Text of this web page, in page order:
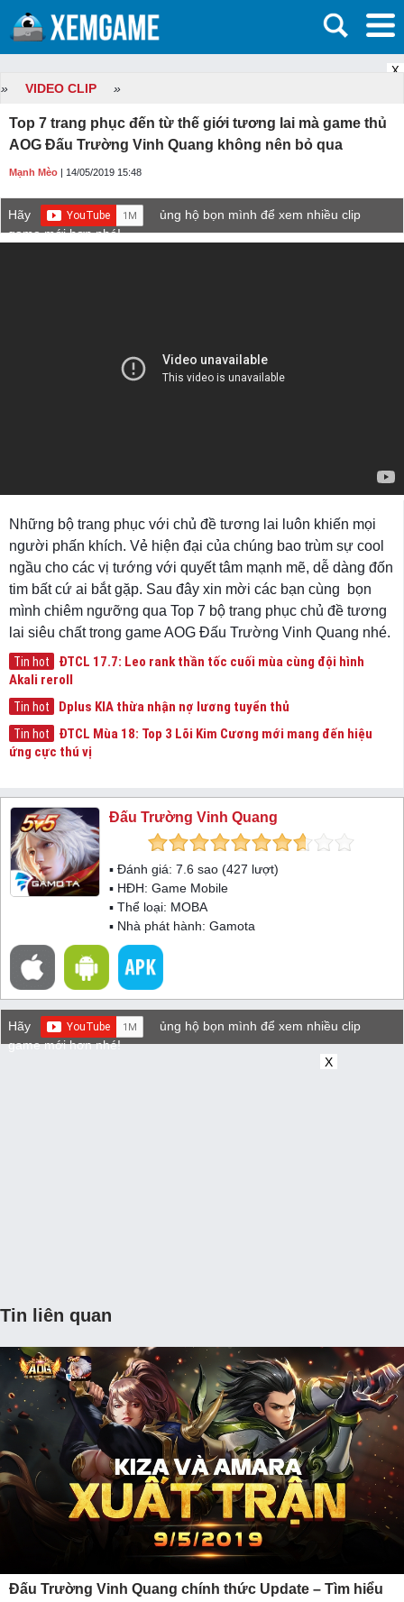
X
» VIDEO CLIP »
Top 7 trang phục đến từ thế giới tương lai mà game thủ
AOG Đấu Trường Vinh Quang không nên bỏ qua
Mạnh Mèo | 14/05/2019 15:48
Hãy
ủng hộ bọn mình để xem nhiều clip
game mới hơn nhé!
Những bộ trang phục với chủ đề tương lai luôn khiến mọi
người phấn khích. Vẻ hiện đại của chúng bao trùm sự cool
ngầu cho các vị tướng với quyết tâm mạnh mẽ, dễ dàng đốn
tim bất cứ ai bắt gặp. Sau đây xin mời các bạn cùng bọn
mình chiêm ngưỡng qua Top 7 bộ trang phục chủ đề tương
lai siêu chất trong game AOG Đấu Trường Vinh Quang nhé.
Tin hot
ĐTCL 17.7: Leo rank thần tốc cuối mùa cùng đội hình
Akali reroll
Tin hot Dplus KIA thừa nhận nợ lương tuyển thủ
Tin hot
ĐTCL Mùa 18: Top 3 Lõi Kim Cương mới mang đến hiệu
ứng cực thú vị
Đấu Trường Vinh Quang
▪ Đánh giá: 7.6 sao (427 lượt)
▪ HĐH: Game Mobile
▪ Thể loại: MOBA
▪ Nhà phát hành: Gamota
Hãy
ủng hộ bọn mình để xem nhiều clip
game mới hơn nhé!
X
Tin liên quan
Đấu Trường Vinh Quang chính thức Update – Tìm hiểu